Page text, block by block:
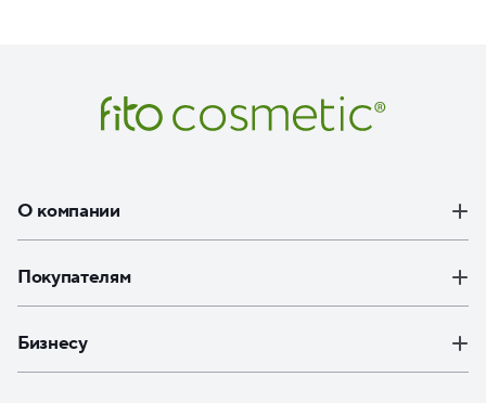
О компании
Покупателям
Бизнесу